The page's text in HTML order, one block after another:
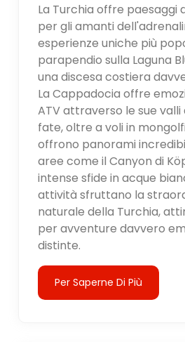
La Turchia offre paesaggi
per gli amanti
esperienze uniche più
parapendio sulla Laguna
una discesa costiera
La Cappadocia offre
ATV attraverso le sue valli
fate, oltre a voli in
offrono panorami
aree come il Canyon di
intense sfide in acque
attività sfruttano la
naturale della Turchia,
per avventure davvero
distinte.
Per Saperne Di Più